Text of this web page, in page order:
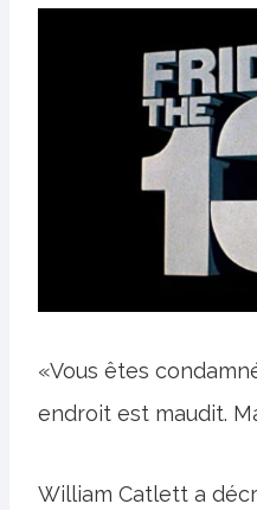
«Vous êtes
endroit est maudit.
William Catlett a